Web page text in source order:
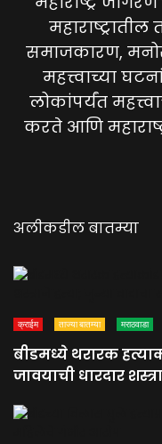
समाजकारण,
महत्त्वाच्या
लोकांपर्यंत
करते आणि
अलीकडील बातम्या
क्राईम ताज्या बातम्या मराठवाडा
बीडमध्ये थरारक
जावयाची धारदार